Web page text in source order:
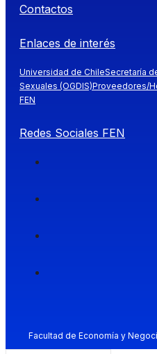
Contactos
Enlaces de interés
Universidad de ChileSecretaría
Sexuales (OGDIS)Proveedores/
FEN
Redes Sociales FEN
Facultad de Economía y